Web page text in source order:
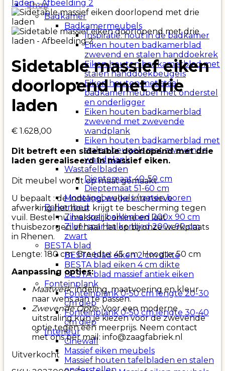
Shop
Badkamer
Badkamermeubels
Inspiratie: hout in de badkamer
Eiken houten badkamerblad
zwevend en stalen handdoekrek
Eiken houten badkamerblad met
stalen handdoekbeugels
Eiken houten met staal
badkamermeubel met onderstel
en onderligger
Eiken houten badkamerblad
zwevend met zwevende
wandplank
Eiken houten badkamerblad met
stalen beugels met zwevende
wandplank
Wastafelbladen
Dieptemaat 40-50 cm
Dieptemaat 51-60 cm
Montagebeugels / gaten boren
Balkenbed
Zilverspar balkenbed 200x 90 cm
Zilverspar balkenbed 200x 90 cm
zwart
BESTA blad
BESTA blad eiken 2 cm dikte
BESTA blad eiken 4 cm dikte
BESTA blad massief antiek eiken
Fonteinplank
Fonteinplank 0-50 cm lengte 20-30
cm diep
Fonteinplank 0-50 cm lengte 30-40
cm diep
Interieur
Cinewall
Massief eiken meubels
Massief houten tafelbladen en stalen
Sidetable massief eiken
doorlopend met drie
laden
€ 1.628,00
Dit betreft een sidetable doorlopend met drie
laden gerealiseerd in massief eiken.
Dit meubel wordt op maat gemaakt.
U bepaalt : de indeling, welke intensieve
afwerking het hout krijgt te bescherming tegen
vuil. Bestel nu makkelijk online en laat
thuisbezorgen of haal het op bij onze werkplaats
in Rhenen.
Lengte: 180 cm Breedte: 45 cm Hoogte: 50 cm
Aanpassing opties:
Maatwerk:indeling, maatvoering en kleur
naar wens aan te passen.
Zwevende Optie:Voor een moderne
uitstraling kun je kiezen voor de zwevende
optie tegen een meerprijs. Neem contact
met ons per mail: info@zaagfabriek.nl
Uitverkocht